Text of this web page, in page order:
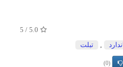
5.0
/
5
تبلت
(0)